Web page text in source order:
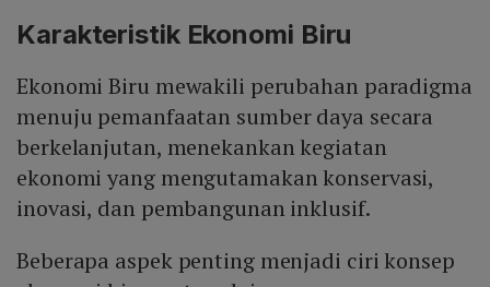
Karakteristik Ekonomi Biru
Ekonomi Biru mewakili perubahan paradigma
menuju pemanfaatan sumber daya secara
berkelanjutan, menekankan kegiatan
ekonomi yang mengutamakan konservasi,
inovasi, dan pembangunan inklusif.
Beberapa aspek penting menjadi ciri konsep